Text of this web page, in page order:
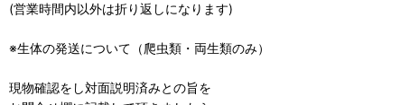
(営業時間内以外は折り返しになります)
※生体の発送について（爬虫類・両生類のみ）
現物確認をし対面説明済みとの旨を